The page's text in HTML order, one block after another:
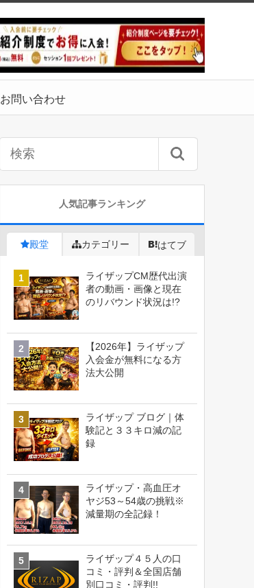
お問い合わせ
人気記事ランキング
殿堂 カテゴリー はてブ
ライザップCM歴代出演
者の動画・画像と現在
のリバウンド状況は!?
【2026年】ライザップ
入会金が無料になる方
法大公開
ライザップ ブログ｜体
験記と３３キロ減の記
録
ライザップ・高血圧オ
ヤジ53～54歳の挑戦※
減量期の全記録！
ライザップ４５人の口
コミ・評判＆全国店舗
別口コミ・評判!!